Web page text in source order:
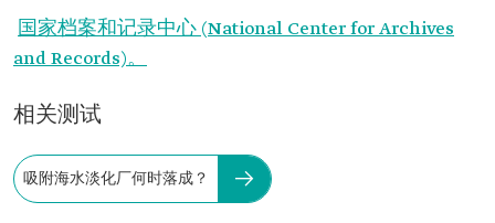
国家档案和记录中心 (National Center for Archives
and Records)。
相关测试
吸附海水淡化厂何时落成？